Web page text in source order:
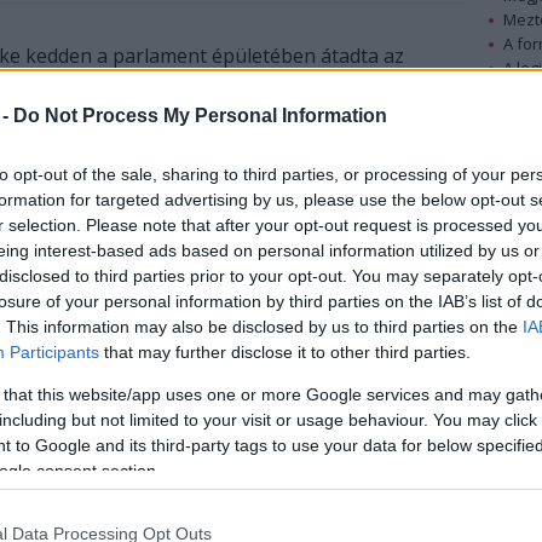
Do Not Process My Personal Information
opt-out of the sale, sharing to third parties, or processing of your
for targeted advertising by us, please use the below opt-out
selection. Please note that after your opt-out request is processed
interest-based ads based on personal information utilized by us
to third parties prior to your opt-out. You may separately
of your personal information by third parties on the IAB’s list of
This information may also be disclosed by us to third parties on the
Participants that may further disclose it to other third parties.
that this website/app uses one or more Google services and may
but not limited to your visit or usage behaviour. You may
to Google and its third-party tags to use your data for below
consent section.
Data Processing Opt Outs
kedden a parlament épületében átadta az
a Kárpát-medencében címmel kiírt
járó elismeréseket.
Az Országgyűlés által szervezett és a Mai Manó
Magyar Fotográfusok Háza szakmai segítségével
megvalósult pályázat célja, hogy Magyarország
EU-elnöksége alatt bemutassa a Kárpát-
medencében és Moldvában élő közösségek életét.
A házelnök rövid beszédében elmondta: a
pályázatra mintegy ötezer kép érkezett be,
amelyek közül a Méry Gábor fotográfus által
vezetett zsűri négy témakörben hirdette ki a
sorrendben
át a díjazottaknak járó elismerést, míg a
A
A